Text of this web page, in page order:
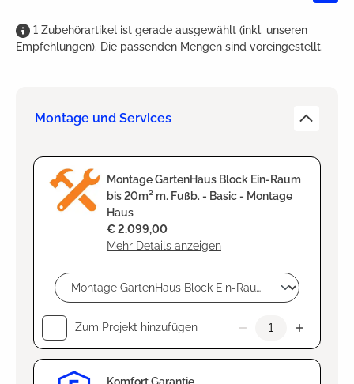
1 Zubehörartikel ist gerade ausgewählt (inkl. unseren
Empfehlungen). Die passenden Mengen sind voreingestellt.
Montage und Services
Montage GartenHaus Block Ein-Raum
bis 20m² m. Fußb. - Basic - Montage
Haus
Mehr Details anzeigen
€ 2.099,00
Zum Projekt hinzufügen
Komfort Garantie